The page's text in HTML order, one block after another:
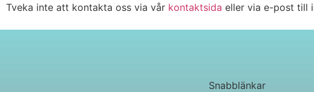
Tveka inte att kontakta oss via vår kontaktsida eller via e-post till
Snabblänkar